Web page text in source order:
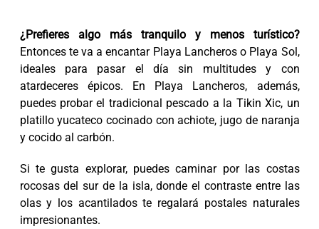
¿Prefieres algo más tranquilo y menos turístico?
Entonces te va a encantar Playa Lancheros o Playa Sol,
ideales para pasar el día sin multitudes y con
atardeceres épicos. En Playa Lancheros, además,
puedes probar el tradicional pescado a la Tikin Xic, un
platillo yucateco cocinado con achiote, jugo de naranja
y cocido al carbón.
Si te gusta explorar, puedes caminar por las costas
rocosas del sur de la isla, donde el contraste entre las
olas y los acantilados te regalará postales naturales
impresionantes.